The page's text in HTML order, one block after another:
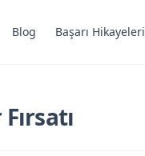
Blog Başarı Hikayeleri